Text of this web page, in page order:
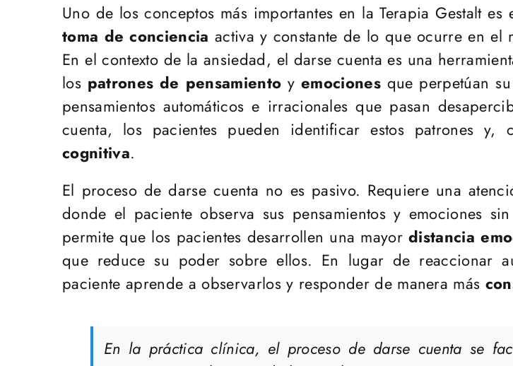
Uno de los conceptos más importantes en la Terapia Gestalt es
toma de conciencia activa y constante de lo que ocurre en el
En el contexto de la ansiedad, el darse cuenta es una
los patrones de pensamiento y emocionesque perpetúan
pensamientos automáticos e irracionales que pasan
cuenta, los pacientes pueden identificar estos patrones y,
cognitiva.
El proceso de darse cuenta no es pasivo. Requiere una
donde el paciente observa sus pensamientos y emociones
permite que los pacientes desarrollen una mayordistancia
que reduce su poder sobre ellos. En lugar de reaccionar
paciente aprende a observarlos y responder de manera más
En la práctica clínica, el proceso de darse cuenta se